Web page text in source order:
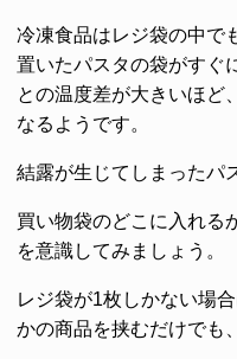
冷凍食品はレジ袋の中で
置いたパスタの袋がすぐ
との温度差が大きいほど
なるようです。
結露が生じてしまったパ
買い物袋のどこに入れる
を意識してみましょう。
レジ袋が1枚しかない場
かの商品を挟むだけでも